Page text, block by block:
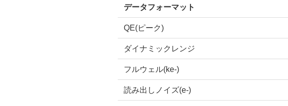
データフォーマット
QE(ピーク)
ダイナミックレンジ
フルウェル(ke-)
読み出しノイズ(e-)